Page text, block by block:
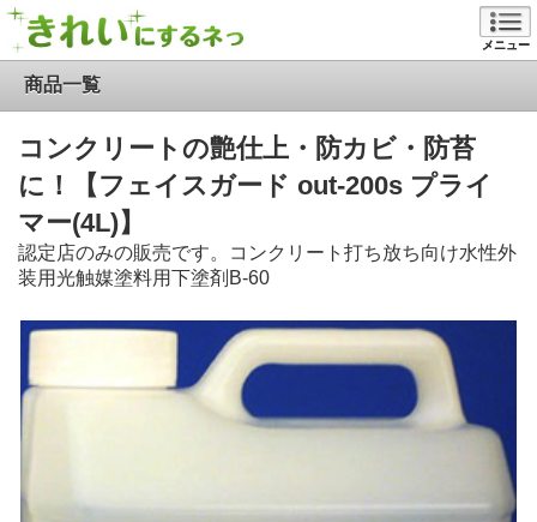
メニュー
商品一覧
コンクリートの艶仕上・防カビ・防苔
に！【フェイスガード out-200s プライ
マー(4L)】
認定店のみの販売です。コンクリート打ち放ち向け水性外
装用光触媒塗料用下塗剤B-60